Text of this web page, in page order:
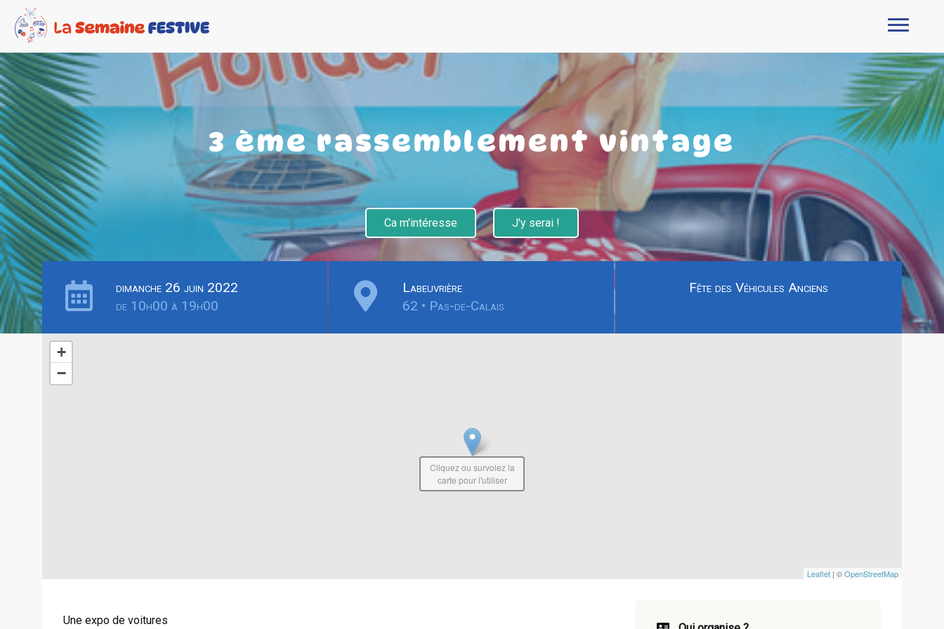
3 ème rassemblement vintage
Ca m'intéresse J'y serai !
dimanche 26 juin 2022
de 10h00 à 19h00
Labeuvrière
62 • Pas-de-Calais
Fête des Véhicules Anciens
+
−
Leaflet | ©OpenStreetMap
Cliquez ou survolez la
carte pour l'utiliser
Une expo de voitures